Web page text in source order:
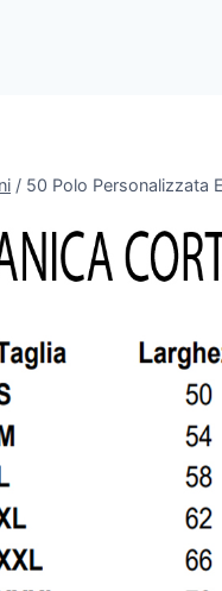
/ 50 Polo Personalizzata